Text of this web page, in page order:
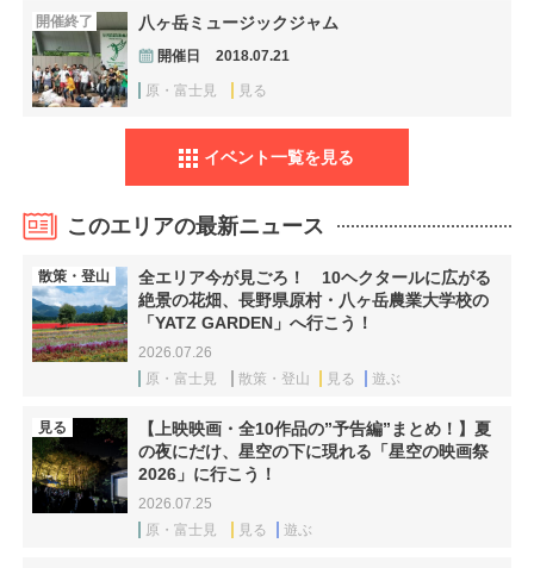
開催終了 八ヶ岳ミュージックジャム
開催日 2018.07.21
原・富士見 見る
イベント一覧を見る
このエリアの最新ニュース
散策・登山
全エリア今が見ごろ！ 10ヘクタールに広がる
絶景の花畑、長野県原村・八ヶ岳農業大学校の
「YATZ GARDEN」へ行こう！
2026.07.26
原・富士見
散策・登山 見る 遊ぶ
見る
【上映映画・全10作品の”予告編”まとめ！】夏
の夜にだけ、星空の下に現れる「星空の映画祭
2026」に行こう！
2026.07.25
原・富士見
見る 遊ぶ